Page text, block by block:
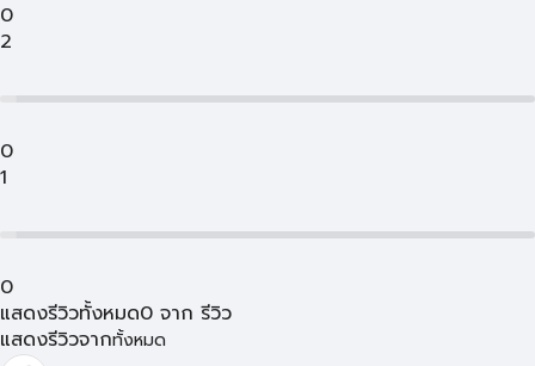
0
2
0
1
0
แสดงรีวิวทั้งหมด0 จาก รีวิว
แสดงรีวิวจากทั้งหมด